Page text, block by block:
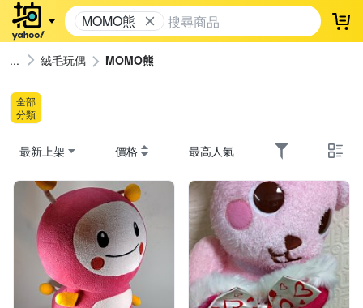
MOMO熊 登
絨毛玩偶 MOMO熊
全部
分類
最新上架 價格 最高人氣